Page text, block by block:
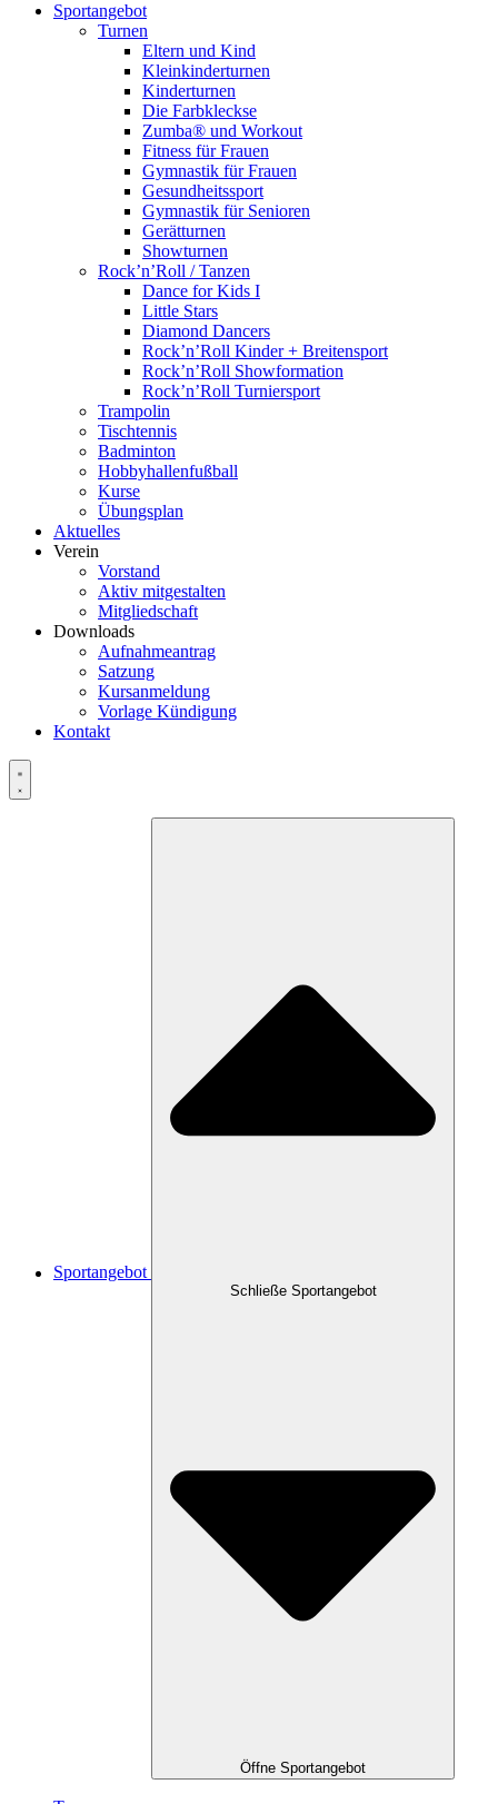
Sportangebot
Turnen
Eltern und Kind
Kleinkinderturnen
Kinderturnen
Die Farbkleckse
Zumba® und Workout
Fitness für Frauen
Gymnastik für Frauen
Gesundheitssport
Gymnastik für Senioren
Gerätturnen
Showturnen
Rock’n’Roll / Tanzen
Dance for Kids I
Little Stars
Diamond Dancers
Rock’n’Roll Kinder + Breitensport
Rock’n’Roll Showformation
Rock’n’Roll Turniersport
Trampolin
Tischtennis
Badminton
Hobbyhallenfußball
Kurse
Übungsplan
Aktuelles
Verein
Vorstand
Aktiv mitgestalten
Mitgliedschaft
Downloads
Aufnahmeantrag
Satzung
Kursanmeldung
Vorlage Kündigung
Kontakt
Sportangebot
Schließe Sportangebot
Öffne Sportangebot